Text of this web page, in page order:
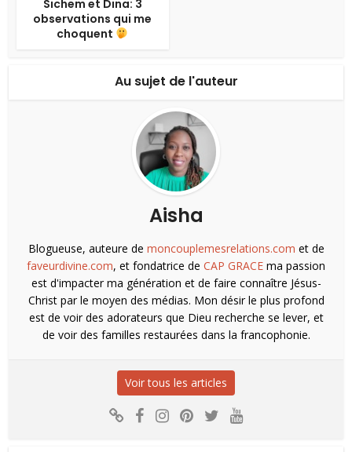
Sichem et Dina: 3
observations qui me
choquent
Au sujet de l'auteur
Aisha
Blogueuse, auteure de moncouplemesrelations.com et de
faveurdivine.com, et fondatrice de CAP GRACE ma passion
est d'impacter ma génération et de faire connaître Jésus-
Christ par le moyen des médias. Mon désir le plus profond
est de voir des adorateurs que Dieu recherche se lever, et
de voir des familles restaurées dans la francophonie.
Voir tous les articles